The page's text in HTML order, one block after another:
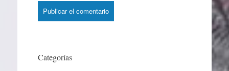
Categorías